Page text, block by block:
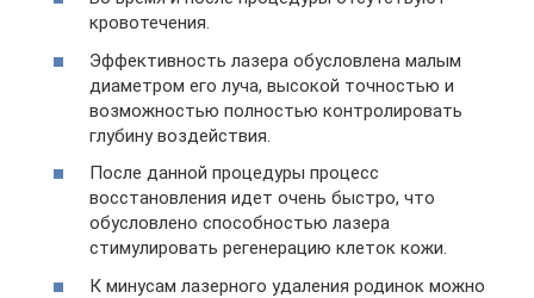
кровотечения.
Эффективность лазера обусловлена малым
диаметром его луча, высокой точностью и
возможностью полностью контролировать
глубину воздействия.
После данной процедуры процесс
восстановления идет очень быстро, что
обусловлено способностью лазера
стимулировать регенерацию клеток кожи.
К минусам лазерного удаления родинок можно